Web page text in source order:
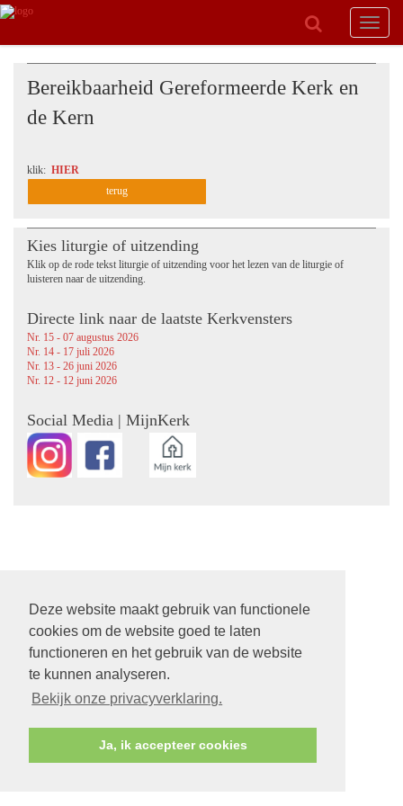
Deze website maakt gebruik van functionele
cookies om de website goed te laten
functioneren en het gebruik van de website
te kunnen analyseren.
Bekijk onze privacyverklaring.
Ja, ik accepteer cookies
Toggle
Bereikbaarheid Gereformeerde Kerk en
de Kern
klik: HIER
terug
Kies liturgie of uitzending
Klik op de rode tekst liturgie of uitzending voor het lezen van de liturgie of
luisteren naar de uitzending.
Directe link naar de laatste Kerkvensters
Nr. 15 - 07 augustus 2026
Nr. 14 - 17 juli 2026
Nr. 13 - 26 juni 2026
Nr. 12 - 12 juni 2026
Social Media | MijnKerk